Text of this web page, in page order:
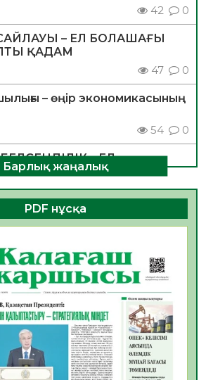
42 0
– ЕЛ БОЛАШАҒЫ
ҚАДАМ
47 0
– өңір экономикасының
54 0
– ЕЛ
52 0
– БОЛАШАҚҚА
ауруларға қарсы иммундау
тиімділігі
56
туралы
54
Барлық жаңалық
PDF нұсқа